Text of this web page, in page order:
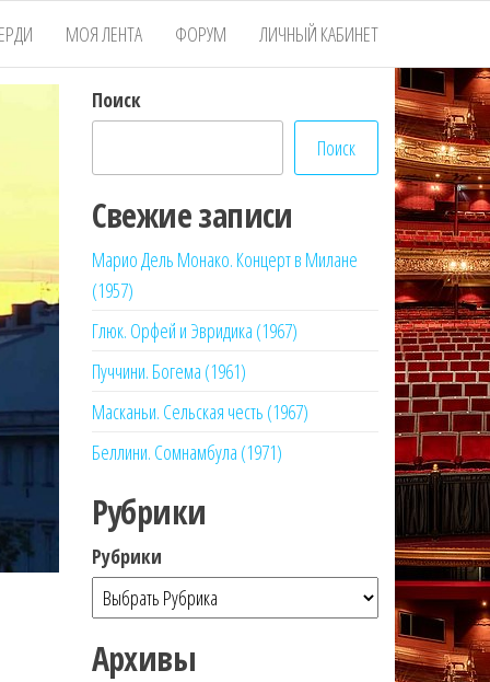
МОЯ ЛЕНТА ФОРУМ ЛИЧНЫЙ КАБИНЕТ
Поиск
Поиск
Свежие записи
Марио Дель Монако. Концерт в Милане
(1957)
Глюк. Орфей и Эвридика (1967)
Пуччини. Богема (1961)
Масканьи. Сельская честь (1967)
Беллини. Сомнамбула (1971)
Рубрики
Рубрики
Архивы